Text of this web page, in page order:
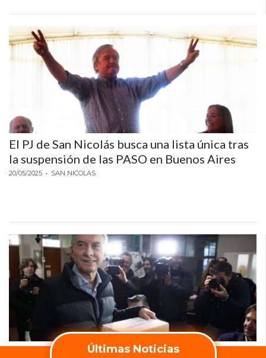
Últimas Noticias
El PJ de San Nicolás busca una lista única tras
la suspensión de las PASO en Buenos Aires
20/05/2025 • SAN NICOLAS
Macri votó en Palermo y denunció a Milei por